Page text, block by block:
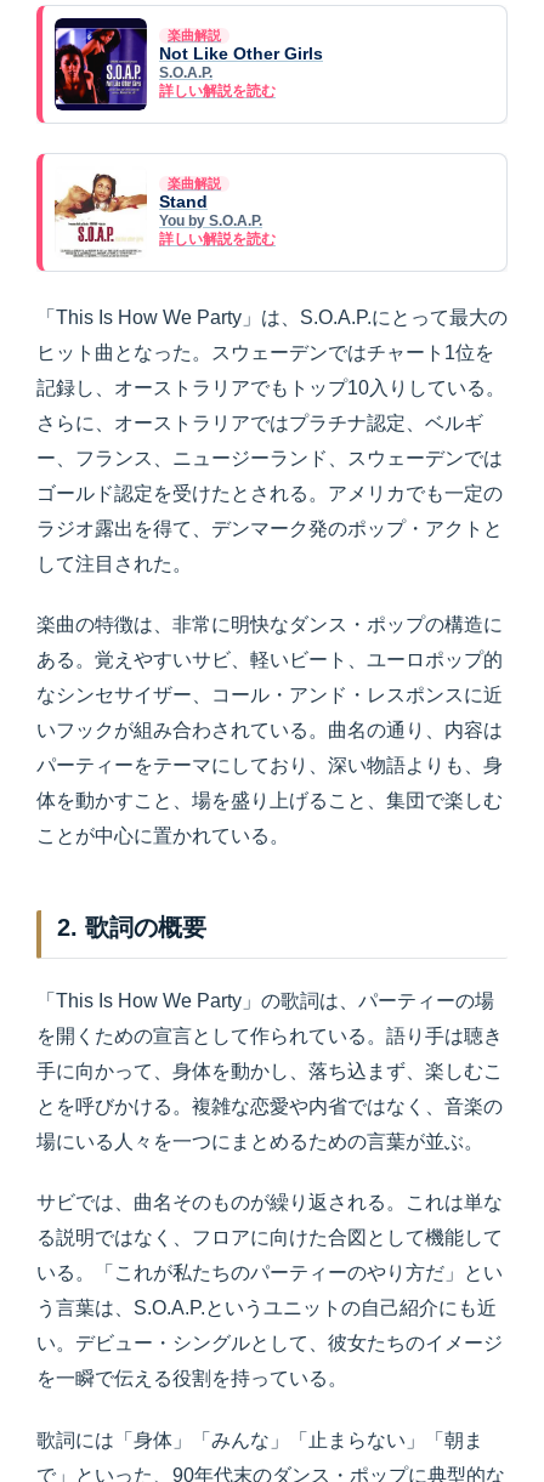
楽曲解説
Not Like Other Girls
S.O.A.P.
詳しい解説を読む
楽曲解説
Stand
You by S.O.A.P.
詳しい解説を読む
「This Is How We Party」は、S.O.A.P.にとって最大の
ヒット曲となった。スウェーデンではチャート1位を
記録し、オーストラリアでもトップ10入りしている。
さらに、オーストラリアではプラチナ認定、ベルギ
ー、フランス、ニュージーランド、スウェーデンでは
ゴールド認定を受けたとされる。アメリカでも一定の
ラジオ露出を得て、デンマーク発のポップ・アクトと
して注目された。
楽曲の特徴は、非常に明快なダンス・ポップの構造に
ある。覚えやすいサビ、軽いビート、ユーロポップ的
なシンセサイザー、コール・アンド・レスポンスに近
いフックが組み合わされている。曲名の通り、内容は
パーティーをテーマにしており、深い物語よりも、身
体を動かすこと、場を盛り上げること、集団で楽しむ
ことが中心に置かれている。
2. 歌詞の概要
「This Is How We Party」の歌詞は、パーティーの場
を開くための宣言として作られている。語り手は聴き
手に向かって、身体を動かし、落ち込まず、楽しむこ
とを呼びかける。複雑な恋愛や内省ではなく、音楽の
場にいる人々を一つにまとめるための言葉が並ぶ。
サビでは、曲名そのものが繰り返される。これは単な
る説明ではなく、フロアに向けた合図として機能して
いる。「これが私たちのパーティーのやり方だ」とい
う言葉は、S.O.A.P.というユニットの自己紹介にも近
い。デビュー・シングルとして、彼女たちのイメージ
を一瞬で伝える役割を持っている。
歌詞には「身体」「みんな」「止まらない」「朝ま
で」といった、90年代末のダンス・ポップに典型的な